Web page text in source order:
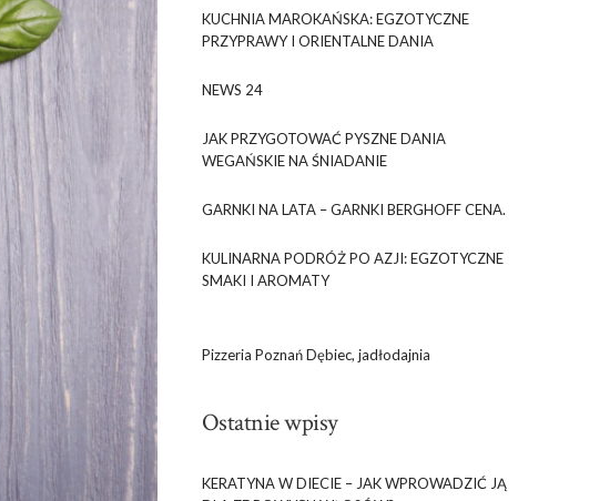
KUCHNIA MAROKAŃSKA: EGZOTYCZNE
PRZYPRAWY I ORIENTALNE DANIA
NEWS 24
JAK PRZYGOTOWAĆ PYSZNE DANIA
WEGAŃSKIE NA ŚNIADANIE
GARNKI NA LATA – GARNKI BERGHOFF CENA.
KULINARNA PODRÓŻ PO AZJI: EGZOTYCZNE
SMAKI I AROMATY
Pizzeria Poznań Dębiec, jadłodajnia
Ostatnie wpisy
KERATYNA W DIECIE – JAK WPROWADZIĆ JĄ